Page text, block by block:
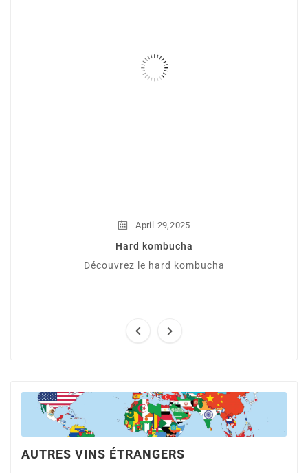
April 29,2025
Hard kombucha
Découvrez le hard kombucha
 
AUTRES VINS ÉTRANGERS